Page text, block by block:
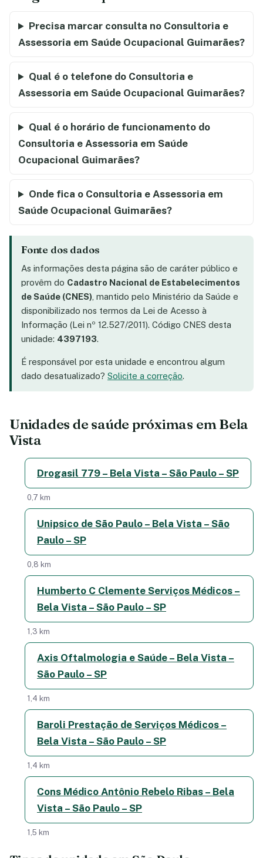
Precisa marcar consulta no Consultoria e
Assessoria em Saúde Ocupacional Guimarães?
Qual é o telefone do Consultoria e
Assessoria em Saúde Ocupacional Guimarães?
Qual é o horário de funcionamento do
Consultoria e Assessoria em Saúde
Ocupacional Guimarães?
Onde fica o Consultoria e Assessoria em
Saúde Ocupacional Guimarães?
Fonte dos dados
As informações desta página são de caráter público e
provêm do Cadastro Nacional de Estabelecimentos
de Saúde (CNES) , mantido pelo Ministério da Saúde e
disponibilizado nos termos da Lei de Acesso à
Informação (Lei nº 12.527/2011). Código CNES desta
unidade: 4397193.
É responsável por esta unidade e encontrou algum
dado desatualizado? Solicite a correção.
Unidades de saúde próximas em Bela
Vista
Drogasil 779 – Bela Vista – São Paulo – SP
0,7 km
Unipsico de São Paulo – Bela Vista – São
Paulo – SP
0,8 km
Humberto C Clemente Serviços Médicos –
Bela Vista – São Paulo – SP
1,3 km
Axis Oftalmologia e Saúde – Bela Vista –
São Paulo – SP
1,4 km
Baroli Prestação de Serviços Médicos –
Bela Vista – São Paulo – SP
1,4 km
Cons Médico Antônio Rebelo Ribas – Bela
Vista – São Paulo – SP
1,5 km